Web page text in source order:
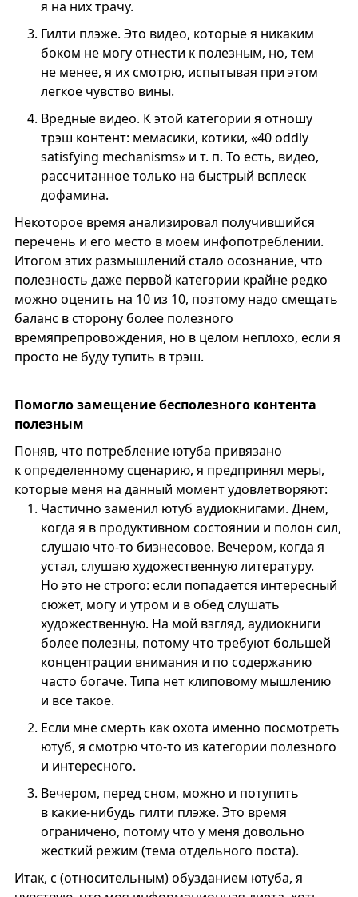
я на них трачу.
Гилти плэже. Это видео, которые я никаким
боком не могу отнести к полезным, но, тем
не менее, я их смотрю, испытывая при этом
легкое чувство вины.
Вредные видео. К этой категории я отношу
трэш контент: мемасики, котики, «40 oddly
satisfying mechanisms» и т. п. То есть, видео,
рассчитанное только на быстрый всплеск
дофамина.
Некоторое время анализировал получившийся
перечень и его место в моем инфопотреблении.
Итогом этих размышлений стало осознание, что
полезность даже первой категории крайне редко
можно оценить на 10 из 10, поэтому надо смещать
баланс в сторону более полезного
времяпрепровождения, но в целом неплохо, если я
просто не буду тупить в трэш.
Помогло замещение бесполезного контента
полезным
Поняв, что потребление ютуба привязано
к определенному сценарию, я предпринял меры,
которые меня на данный момент удовлетворяют:
Частично заменил ютуб аудиокнигами. Днем,
когда я в продуктивном состоянии и полон сил,
слушаю что-то бизнесовое. Вечером, когда я
устал, слушаю художественную литературу.
Но это не строго: если попадается интересный
сюжет, могу и утром и в обед слушать
художественную. На мой взгляд, аудиокниги
более полезны, потому что требуют большей
концентрации внимания и по содержанию
часто богаче. Типа нет клиповому мышлению
и все такое.
Если мне смерть как охота именно посмотреть
ютуб, я смотрю что-то из категории полезного
и интересного.
Вечером, перед сном, можно и потупить
в какие-нибудь гилти плэже. Это время
ограничено, потому что у меня довольно
жесткий режим (тема отдельного поста).
Итак, с (относительным) обузданием ютуба, я